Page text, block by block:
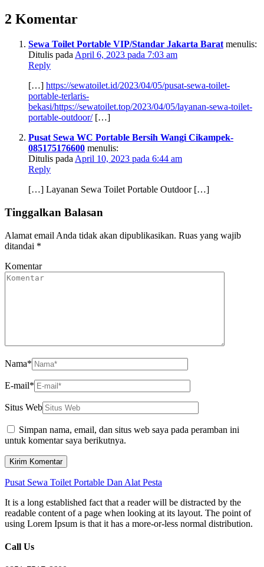
2 Komentar
Sewa Toilet Portable VIP/Standar Jakarta Barat menulis:
Ditulis pada April 6, 2023 pada 7:03 am
Reply
[…] https://sewatoilet.id/2023/04/05/pusat-sewa-toilet-
portable-terlaris-
bekasi/https://sewatoilet.top/2023/04/05/layanan-sewa-toilet-
portable-outdoor/[…]
Pusat Sewa WC Portable Bersih Wangi Cikampek-
085175176600 menulis:
Ditulis pada April 10, 2023 pada 6:44 am
Reply
[…] Layanan Sewa Toilet Portable Outdoor […]
Tinggalkan Balasan
Alamat email Anda tidak akan dipublikasikan. Ruas yang wajib
ditandai *
Komentar
Nama*
E-mail*
Situs Web
Simpan nama, email, dan situs web saya pada peramban ini
untuk komentar saya berikutnya.
Pusat Sewa Toilet Portable Dan Alat Pesta
It is a long established fact that a reader will be distracted by the
readable content of a page when looking at its layout. The point of
using Lorem Ipsum is that it has a more-or-less normal distribution.
Call Us